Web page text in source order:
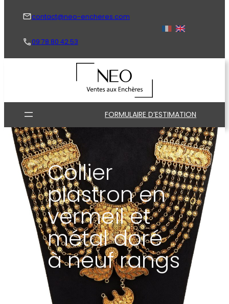
contact@neo-encheres.com
09 78 80 42 53
FORMULAIRE D’ESTIMATION
Collier
plastron en
vermeil et
métal doré
à neuf rangs